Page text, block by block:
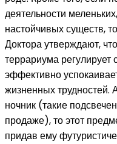
деятельности
настойчивых существ,
Доктора утверждают,
террариума регулирует
эффективно
жизненных трудностей.
ночник (такие
продаже), то этот
придав ему